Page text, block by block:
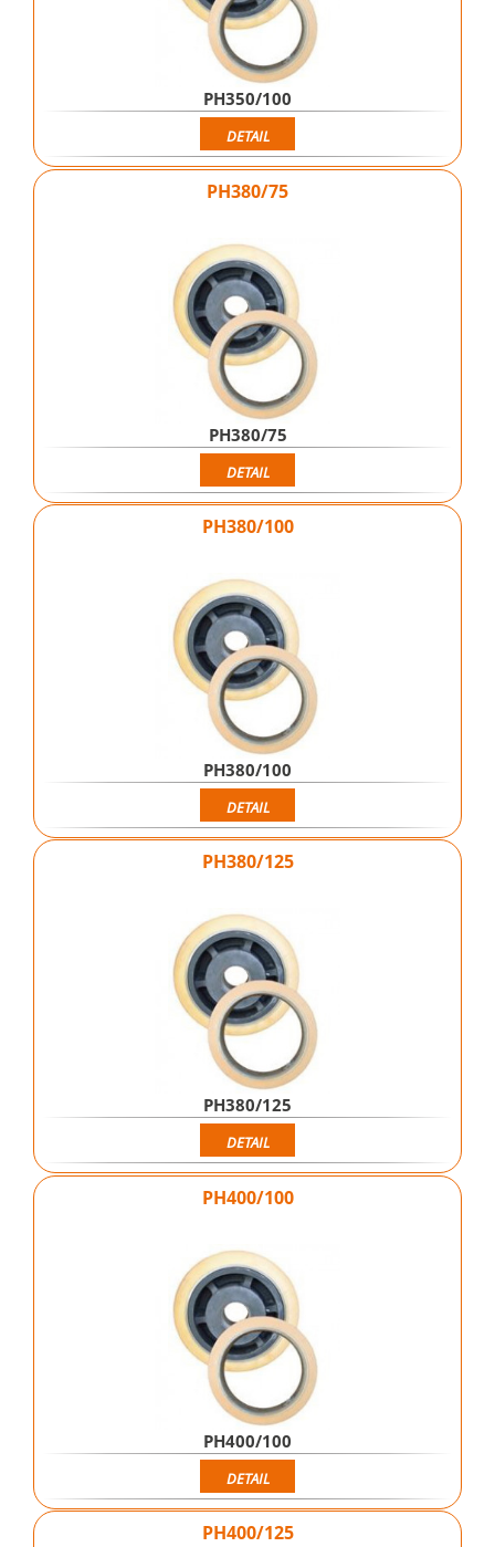
PH350/100
DETAIL
PH380/75
PH380/75
DETAIL
PH380/100
PH380/100
DETAIL
PH380/125
PH380/125
DETAIL
PH400/100
PH400/100
DETAIL
PH400/125